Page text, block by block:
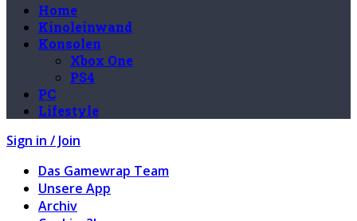
Home
Kinoleinwand
Konsolen
Xbox One
PS4
PC
Lifestyle
Sign in / Join
Das Gamewrap Team
Unsere App
Archiv